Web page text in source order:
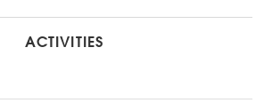
ACTIVITIES